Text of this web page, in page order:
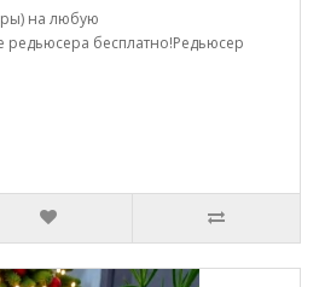
на любую
редьюсера бесплатно!Редьюсер